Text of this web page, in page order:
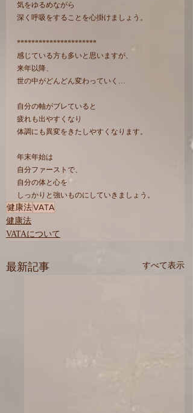
気をゆるめながら
深く呼吸をすることを心掛けましょう。
**********************
感じている方も多いと思いますが、
来年以降、
世の中がどんどん変わっていく…
自分の軸がブレていると
疲れも出やすくなり
体調にも異変をきたしやすくなります。
年末年始は
自分ファーストで、
自分の体と心を
しっかりと強いものにしていきましょう。
健康法VATA
健康法
VATAについて
最新記事 すべて表示